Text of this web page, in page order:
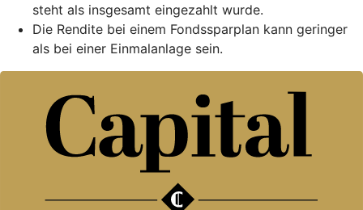
steht als insgesamt eingezahlt wurde.
Die Rendite bei einem Fondssparplan kann geringer
als bei einer Einmalanlage sein.